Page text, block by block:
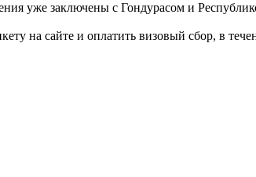
уже заключены с Гондурасом и
на сайте и оплатить визовый сбор, в